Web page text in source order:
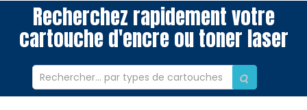
Recherchez rapidement votre
cartouche d'encre ou toner laser